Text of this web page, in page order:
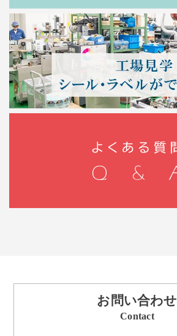
お問い合わせ
Contact